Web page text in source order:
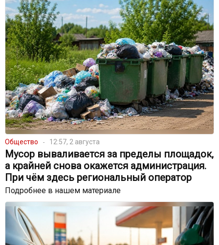
Общество 12:57, 2 августа
Мусор вываливается за пределы площадок,
а крайней снова окажется администрация.
При чём здесь региональный оператор
Подробнее в нашем материале